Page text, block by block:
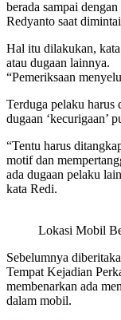
berada sampai
Redyanto saat
Hal itu dilakukan,
atau dugaan lainnya.
“Pemeriksaan
Terduga pelaku harus
dugaan ‘kecurigaan’
“Tentu harus
motif dan
ada dugaan pelaku
kata Redi.
Lokasi Mobil
Sebelumnya
Tempat Kejadian
membenarkan ada
dalam mobil.